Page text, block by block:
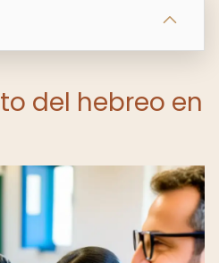
del hebreo en